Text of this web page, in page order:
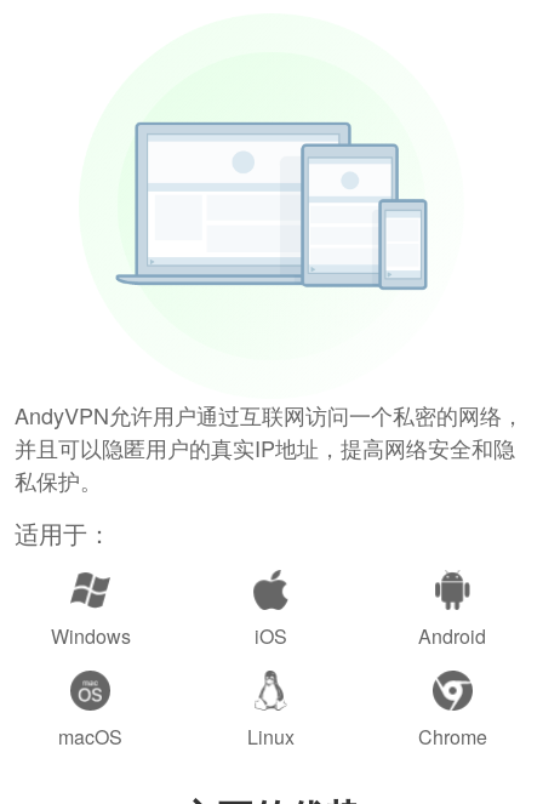
AndyVPN允许用户通过互联网访问一个私密的网络，
并且可以隐匿用户的真实IP地址，提高网络安全和隐
私保护。
适用于：
Windows iOS Android
macOS Linux Chrome